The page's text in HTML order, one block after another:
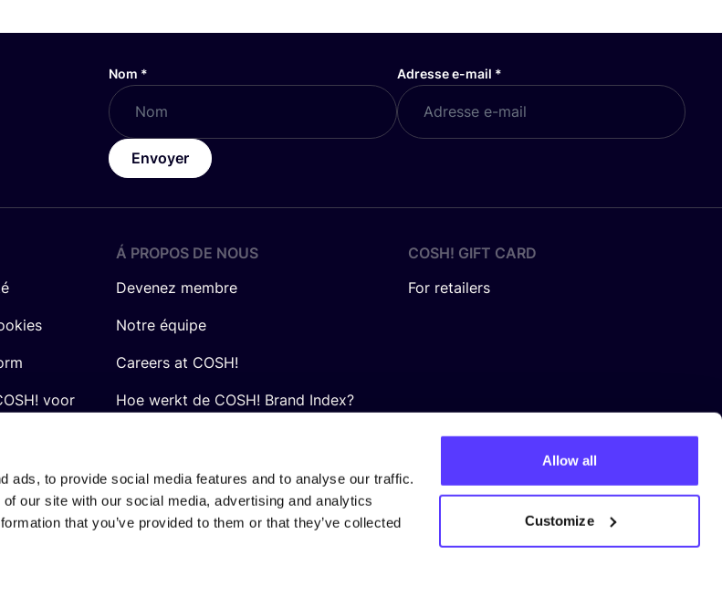
ads, to provide social media features and to analyse our traffic.
our site with our social media, advertising and analytics
that you’ve provided to them or that they’ve collected
Allow all
Customize
Nom * Adresse e-mail *
Envoyer
voor
Á PROPOS DE NOUS
Devenez membre
Notre équipe
Careers at COSH!
Hoe werkt de COSH! Brand Index?
COSH! GIFT CARD
For retailers